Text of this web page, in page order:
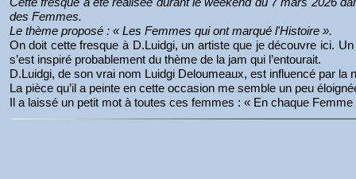
des Femmes.
Le thème proposé : « Les Femmes qui ont marqué l'Histoire ».
On doit cette fresque à D.Luidgi, un artiste que je découvre ici.
s’est inspiré probablement du thème de la jam qui l’entourait.
D.Luidgi, de son vrai nom Luidgi Deloumeaux, est influencé par la
La pièce qu’il a peinte en cette occasion me semble un peu
Il a laissé un petit mot à toutes ces femmes : « En chaque